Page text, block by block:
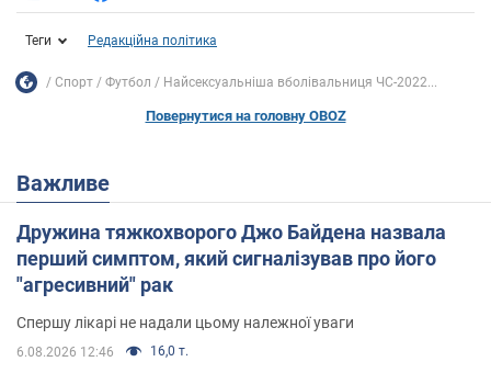
Теги Редакційна політика
Спорт Футбол Найсексуальніша вболівальниця ЧС-2022...
Повернутися на головну OBOZ
Важливе
Дружина тяжкохворого Джо Байдена назвала
перший симптом, який сигналізував про його
"агресивний" рак
Спершу лікарі не надали цьому належної уваги
6.08.2026 12:46 16,0 т.